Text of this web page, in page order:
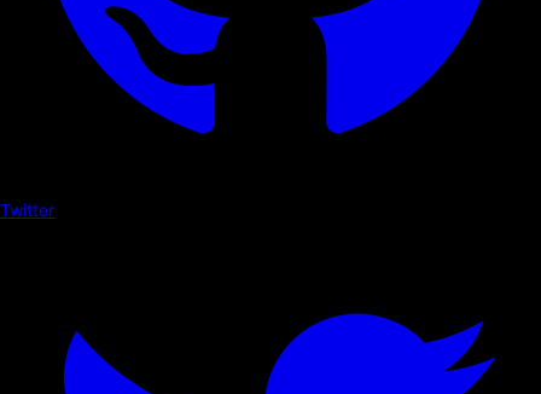
Twitter